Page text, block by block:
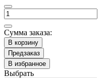
Сумма заказа:
В корзину
Предзаказ
В избранное
Выбрать